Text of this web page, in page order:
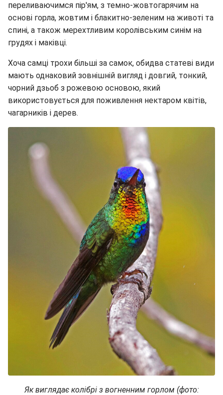
переливаючимся пір'ям, з темно-жовтогарячим на
основі горла, жовтим і блакитно-зеленим на животі та
спині, а також мерехтливим королівським синім на
грудях і маківці.
Хоча самці трохи більші за самок, обидва статеві види
мають однаковий зовнішній вигляд і довгий, тонкий,
чорний дзьоб з рожевою основою, який
використовується для поживлення нектаром квітів,
чагарників і дерев.
Як виглядає колібрі з вогненним горлом (фото: